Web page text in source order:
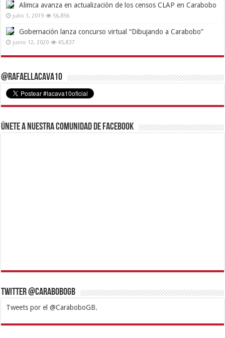
Alimca avanza en actualización de los censos CLAP en Carabobo
julio 1, 2019 56,856
Gobernación lanza concurso virtual “Dibujando a Carabobo”
junio 12, 2020 45,837
@RafaelLacava10
Únete a nuestra comunidad de Facebook
Twitter @CaraboboGB
Tweets por el @CaraboboGB.
1xbetBetturkeyBetistKralbetSupertotobetTipobetMatadorbetMariobet
https://mvbcasino.com/